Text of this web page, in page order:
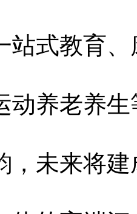
站式教育
动养老养
，未来将